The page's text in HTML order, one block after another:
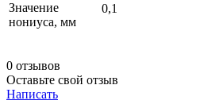
Значение
нониуса, мм
0,1
0 отзывов
Оставьте свой отзыв
Написать